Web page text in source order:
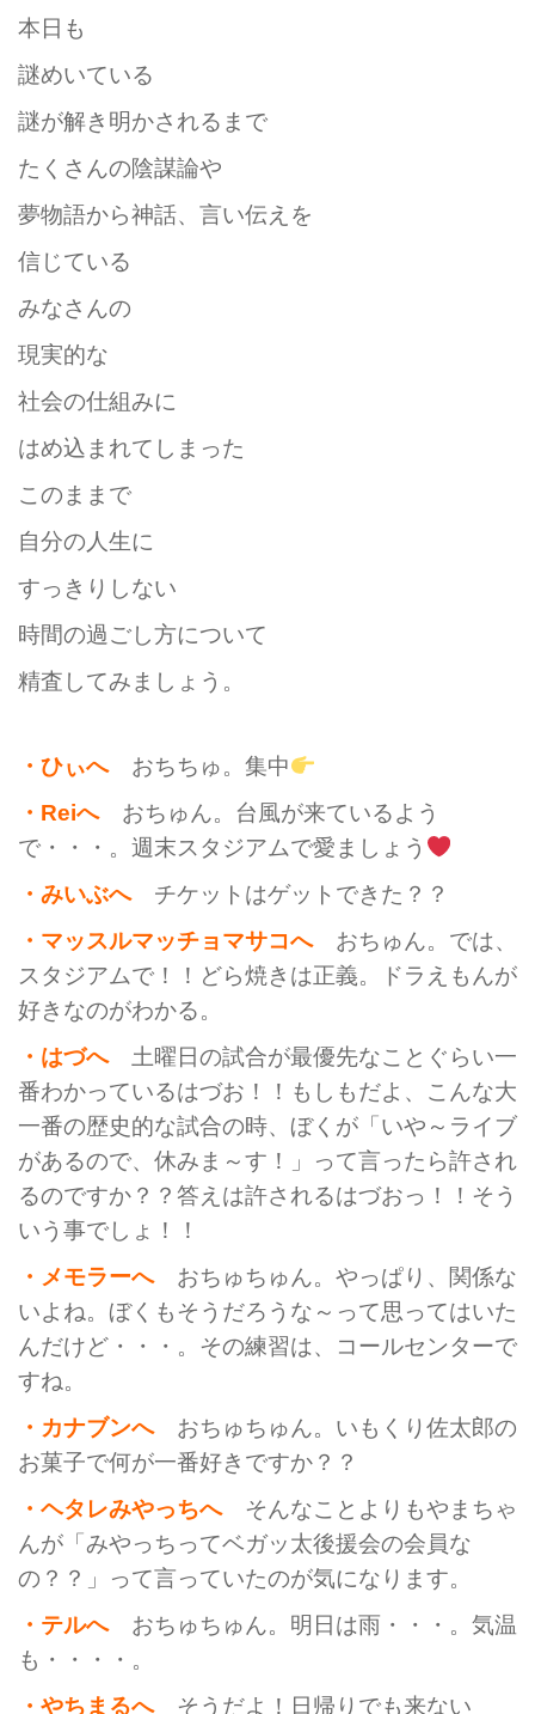
本日も
謎めいている
謎が解き明かされるまで
たくさんの陰謀論や
夢物語から神話、言い伝えを
信じている
みなさんの
現実的な
社会の仕組みに
はめ込まれてしまった
このままで
自分の人生に
すっきりしない
時間の過ごし方について
精査してみましょう。
・ひぃへおちちゅ。集中
・Reiへおちゅん。台風が来ているよう
で・・・。週末スタジアムで愛ましょう
・みいぶへ チケットはゲットできた？？
・マッスルマッチョマサコへおちゅん。では、
スタジアムで！！どら焼きは正義。ドラえもんが
好きなのがわかる。
・はづへ 土曜日の試合が最優先なことぐらい一
番わかっているはづお！！もしもだよ、こんな大
一番の歴史的な試合の時、ぼくが 「いや～ライブ
があるので、休みま～す！」って言ったら許され
るのですか？？答えは許されるはづおっ！！そう
いう事でしょ！！
・メモラーへ おちゅちゅん。やっぱり、関係な
いよね。ぼくもそうだろうな～って思ってはいた
んだけど・・・。その練習は、コールセンターで
すね。
・カナブンへおちゅちゅん。いもくり佐太郎の
お菓子で何が一番好きですか？？
・ヘタレみやっちへそんなことよりもやまちゃ
んが「みやっちってベガッ太後援会の会員な
の？？」って言っていたのが気になります。
・テルへ おちゅちゅん。明日は雨・・・。気温
も・・・・。
・やちまるへそうだよ！日帰りでも来ない